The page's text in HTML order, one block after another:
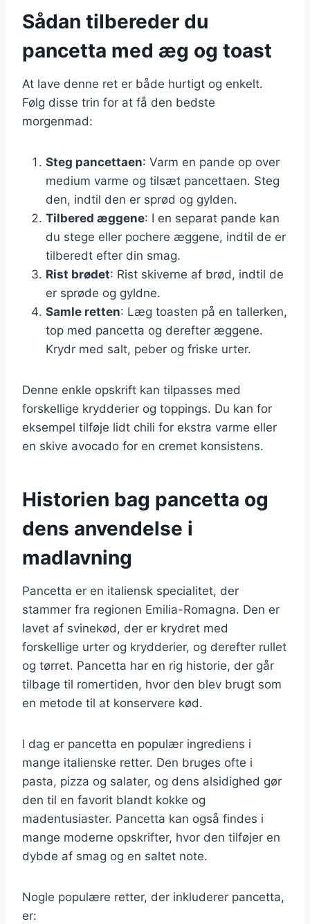
Sådan tilbereder du
pancetta med æg og toast
At lave denne ret er både hurtigt og enkelt.
Følg disse trin for at få den bedste
morgenmad:
Steg pancettaen: Varm en pande op over
medium varme og tilsæt pancettaen. Steg
den, indtil den er sprød og gylden.
Tilbered æggene: I en separat pande kan
du stege eller pochere æggene, indtil de er
tilberedt efter din smag.
Rist brødet: Rist skiverne af brød, indtil de
er sprøde og gyldne.
Samle retten: Læg toasten på en tallerken,
top med pancetta og derefter æggene.
Krydr med salt, peber og friske urter.
Denne enkle opskrift kan tilpasses med
forskellige krydderier og toppings. Du kan for
eksempel tilføje lidt chili for ekstra varme eller
en skive avocado for en cremet konsistens.
Historien bag pancetta og
dens anvendelse i
madlavning
Pancetta er en italiensk specialitet, der
stammer fra regionen Emilia-Romagna. Den er
lavet af svinekød, der er krydret med
forskellige urter og krydderier, og derefter rullet
og tørret. Pancetta har en rig historie, der går
tilbage til romertiden, hvor den blev brugt som
en metode til at konservere kød.
I dag er pancetta en populær ingrediens i
mange italienske retter. Den bruges ofte i
pasta, pizza og salater, og dens alsidighed gør
den til en favorit blandt kokke og
madentusiaster. Pancetta kan også findes i
mange moderne opskrifter, hvor den tilføjer en
dybde af smag og en saltet note.
Nogle populære retter, der inkluderer pancetta,
er: